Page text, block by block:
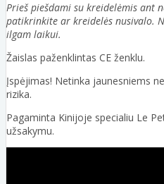
Prieš piešdami su kreidelėmis ant
patikrinkite ar kreidelės nusivalo.
ilgam laikui.
Žaislas paženklintas CE ženklu.
Įspėjimas! Netinka jaunesniems
rizika.
Pagaminta Kinijoje specialiu Le
užsakymu.